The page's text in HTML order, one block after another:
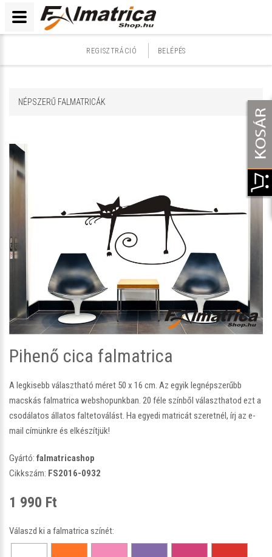
REGISZTRÁCIÓ BELÉPÉS
NÉPSZERŰ FALMATRICÁK
Pihenő cica falmatrica
A legkisebb választható méret 50 x 16 cm. Az egyik legnépszerűbb
macskás falmatrica webshopunkban. 20 féle színből választhatod ezt a
csodálatos állatos faltetoválást. Ha egyedi matricát szeretnél, írj az e-
mail címünkre és elkészítjük!
Gyártó: falmatricashop
Cikkszám: FS2016-0932
1 990 Ft
Válaszd ki a falmatrica színét: